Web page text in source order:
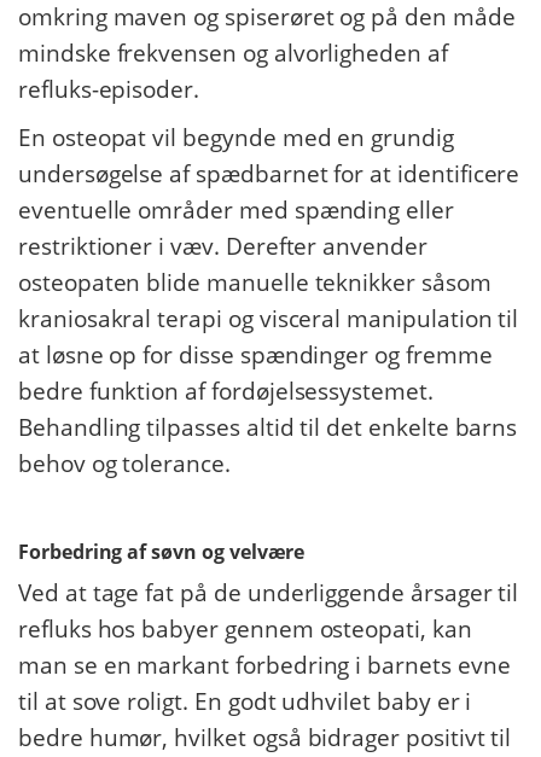
omkring maven og spiserøret og på den måde
mindske frekvensen og alvorligheden af
refluks-episoder.
En osteopat vil begynde med en grundig
undersøgelse af spædbarnet for at identificere
eventuelle områder med spænding eller
restriktioner i væv. Derefter anvender
osteopaten blide manuelle teknikker såsom
kraniosakral terapi og visceral manipulation til
at løsne op for disse spændinger og fremme
bedre funktion af fordøjelsessystemet.
Behandling tilpasses altid til det enkelte barns
behov og tolerance.
Forbedring af søvn og velvære
Ved at tage fat på de underliggende årsager til
refluks hos babyer gennem osteopati, kan
man se en markant forbedring i barnets evne
til at sove roligt. En godt udhvilet baby er i
bedre humør, hvilket også bidrager positivt til